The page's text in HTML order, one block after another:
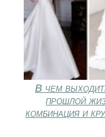
В чем
прошлой
комбинация и